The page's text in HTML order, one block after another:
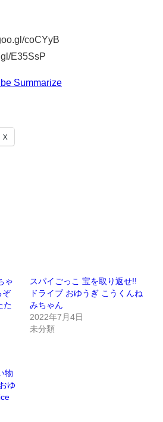
coCYyB
E35SsP
Summarize
X
ゃ
ぞ
た
スパイごっこ 宝を取り返せ!!
ドライブ おゆうぎ こうくんね
みちゃん
2022年7月4日
未分類
物
ゆ